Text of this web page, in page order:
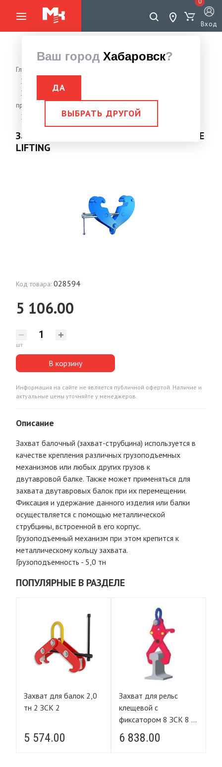
Ваш город Хабаровск?
ДА
ВЫБРАТЬ ДРУГОЙ
Вход
Главная страница
Захваты, Струбцины монтажные
Захват для швеллеров, уголков, балок, рельс, сортового
проката
Захват для балок 5,0 тн LJ-Q/JT/ВС FORCE LIFTING
Захват для балок 5,0 тн LJ-Q/JT/ВС FORCE
LIFTING
Код товара: 028594
5 106.00
шт
В корзину
Информация на сайте не является публичной офертой. Наличие и
актуальные цены уточняйте у менеджеров.
Описание
Захват балочный (захват-струбцина) используется в
качестве крепления различных грузоподъемных
механизмов или любых других грузов к
двутавровой балке. Также может применяться для
захвата двутавровых балок при их перемещении.
Фиксация и удержание данного изделия или балки
осуществляется с помощью металлической
струбцины, встроенной в его корпус.
Грузоподъемный механизм при этом крепится к
металлическому кольцу захвата.
Грузоподъемность - 5,0 тн
ПОПУЛЯРНЫЕ В РАЗДЕЛЕ
Захват для балок 2,0
тн 2 ЗСК 2
5 574.00
Захват для рельс
клещевой с
фиксатором 8 ЗСК 8 -
1,0 тн FORCE LIFTING
6 838.00